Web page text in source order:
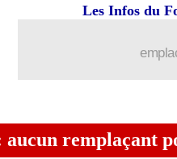
Les Infos du
aucun remplaçant
signe pour 70 M€
cash sur le cas
des groupes !